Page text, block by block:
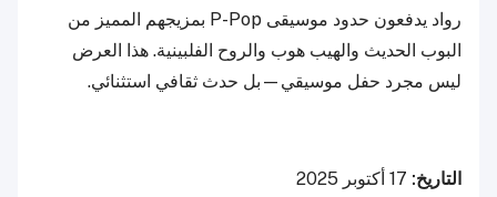
رواد يدفعون حدود موسيقى P-Pop بمزيجهم المميز من
البوب الحديث والهيب هوب والروح الفلبينية. هذا العرض
ليس مجرد حفل موسيقي—بل حدث ثقافي استثنائي.
التاريخ: